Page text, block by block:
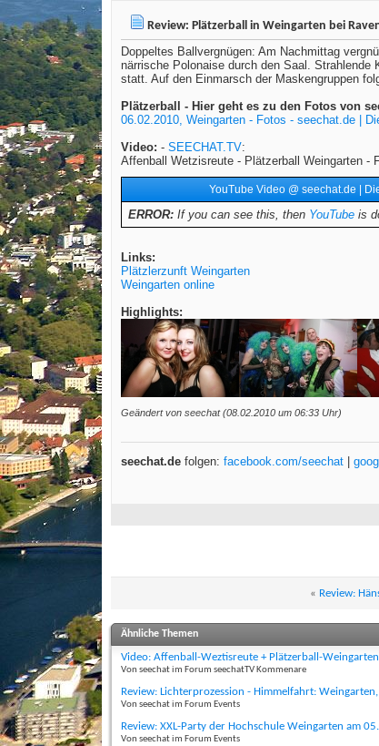
Review: Plätzerball in Weingarten bei
Doppeltes Ballvergnügen: Am Nachmittag
närrische Polonaise durch den Saal. Strahlende
statt. Auf den Einmarsch der Maskengruppen
Plätzerball - Hier geht es zu den Fotos von
06.02.2010, Weingarten - Fotos - seechat.de |
Video: - SEECHAT.TV:
Affenball Wetzisreute - Plätzerball Weingarten -
YouTube Video @ seechat.de |
ERROR:If you can see this, then YouTubeis
Links:
Plätzlerzunft Weingarten
Weingarten online
Highlights:
Geändert von seechat (08.02.2010 um 06:33 Uhr)
seechat.de folgen: facebook.com/seechat
« Review:
Ähnliche Themen
Video: Affenball-Weztisreute + Plätzerball-
Von seechat im Forum seechatTV Kommenare
Review: Lichterprozession - Himmelfahrt:
Von seechat im Forum Events
Review: XXL-Party der Hochschule Weingarten am
Von seechat im Forum Events